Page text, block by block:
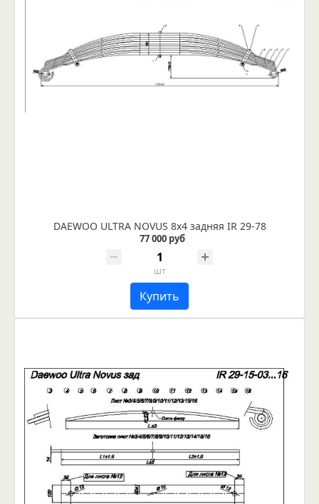
DAEWOO ULTRA NOVUS 8х4 задняя IR 29-78
77 000 руб
шт
Купить